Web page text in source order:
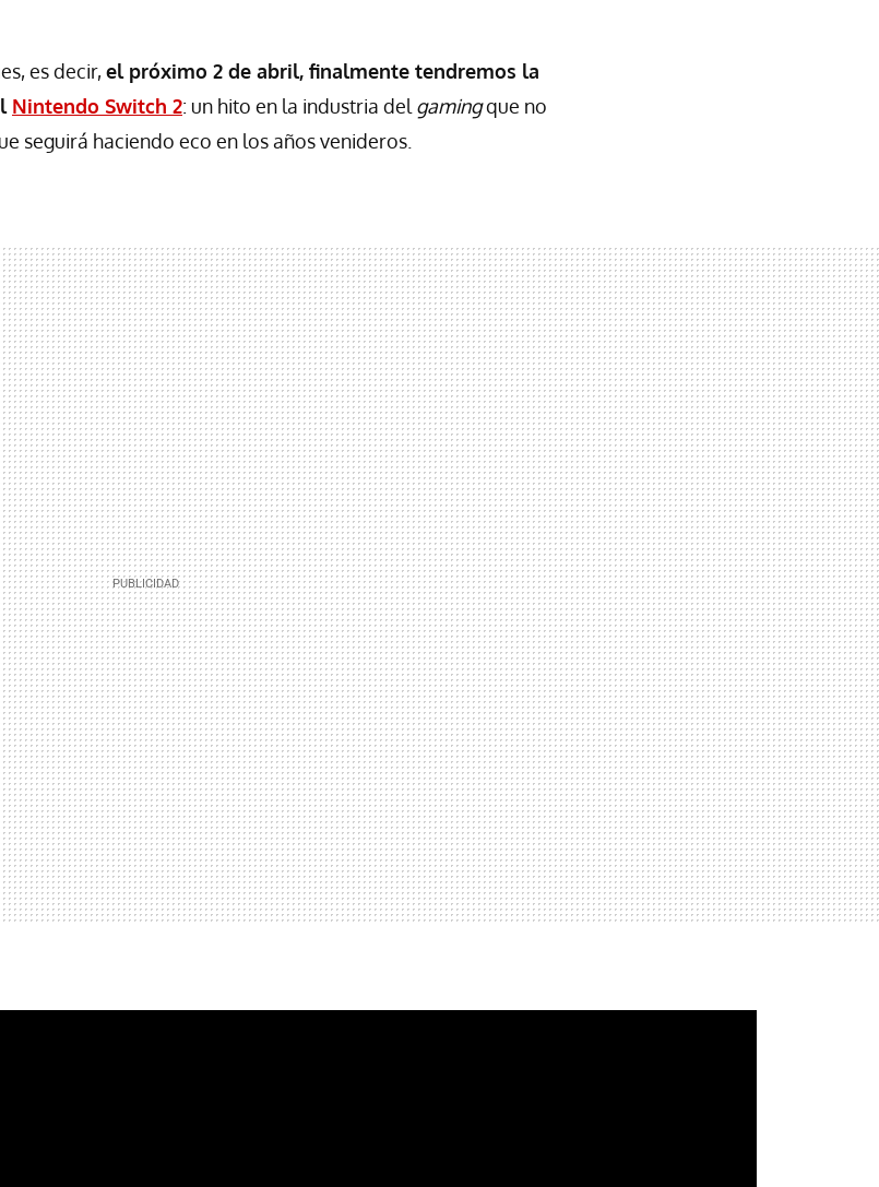
es decir,el próximo 2 de abril, finalmente tendremos la
Nintendo Switch 2: un hito en la industria del gamingque no
seguirá haciendo eco en los años venideros.